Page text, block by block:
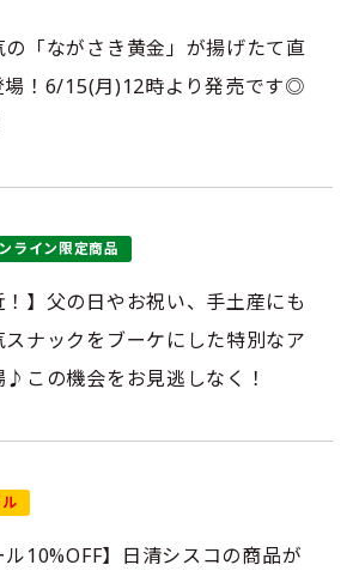
の「ながさき黄金」が揚げたて直
場！6/15(月)12時より発売です◎
ライン限定商品
！】父の日やお祝い、手土産にも
ナックをブーケにした特別なア
♪この機会をお見逃しなく！
ル10%OFF】日清シスコの商品が